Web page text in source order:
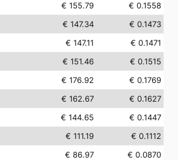
€ 155.79
€ 0.1558
€ 147.34
€ 0.1473
€ 147.11
€ 0.1471
€ 151.46
€ 0.1515
€ 176.92
€ 0.1769
€ 162.67
€ 0.1627
€ 144.65
€ 0.1447
€ 111.19
€ 0.1112
€ 86.97
€ 0.0870